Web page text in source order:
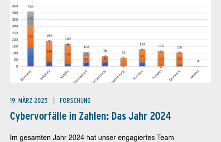
19. MÄRZ 2025 FORSCHUNG
Cybervorfälle in Zahlen: Das Jahr 2024
Im gesamten Jahr 2024 hat unser engagiertes Team